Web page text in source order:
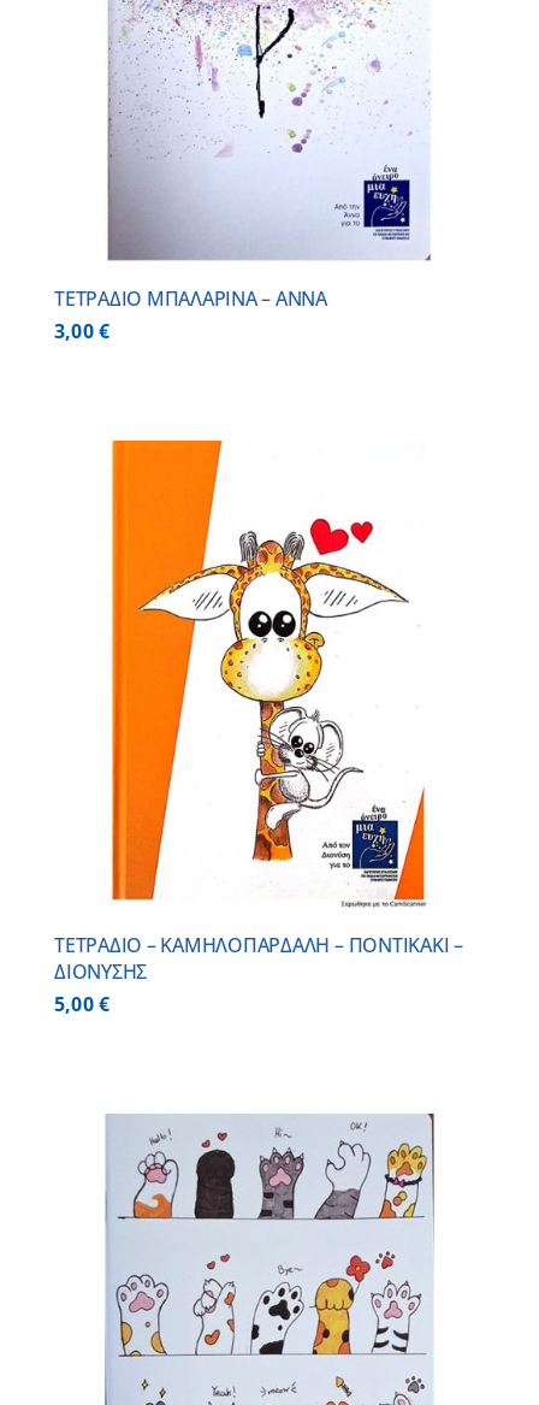
ΤΕΤΡΑΔΙΟ ΜΠΑΛΑΡΙΝΑ – ΑΝΝΑ
3,00€
ΤΕΤΡΑΔΙΟ – ΚΑΜΗΛΟΠΑΡΔΑΛΗ – ΠΟΝΤΙΚΑΚΙ –
ΔΙΟΝΥΣΗΣ
5,00€